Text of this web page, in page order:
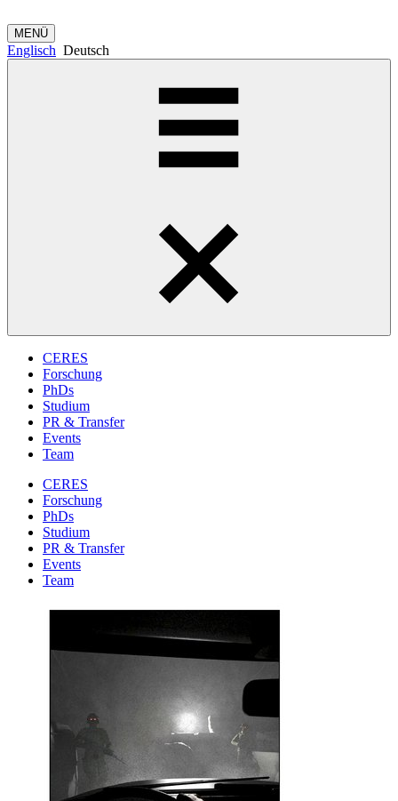
MENÜ
Englisch Deutsch
CERES
Forschung
PhDs
Studium
PR & Transfer
Events
Team
CERES
Forschung
PhDs
Studium
PR & Transfer
Events
Team